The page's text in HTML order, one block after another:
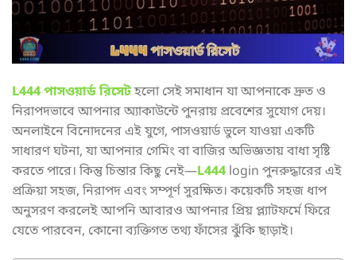
L444 পাসওয়ার্ড রিসেটহলো সেই সমাধান যা আপনাকে দ্রুত ও
নিরাপদভাবে আপনার অ্যাকাউন্টে পুনরায় প্রবেশের সুযোগ দেয়।
অনলাইনে বিনোদনের এই যুগে, পাসওয়ার্ড ভুলে যাওয়া একটি
সাধারণ ঘটনা, যা আপনার গেমিং বা বাজির অভিজ্ঞতায় বাধা সৃষ্টি
করতে পারে। কিন্তু চিন্তার কিছু নেই—L444 login পুনরুদ্ধারের এই
প্রক্রিয়া সহজ, নিরাপদ এবং সম্পূর্ণ সুরক্ষিত। কয়েকটি সহজ ধাপ
অনুসরণ করলেই আপনি আবারও আপনার প্রিয় প্ল্যাটফর্মে ফিরে
যেতে পারবেন, কোনো ব্যক্তিগত তথ্য ফাঁসের ঝুঁকি ছাড়াই।